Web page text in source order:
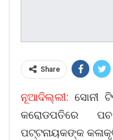
Share
ନୂଆଦିଲ୍ଲୀ: ସୋନୀ
କରୋଡପତିରେ
ପଟ୍ଟନାୟକଙ୍କ